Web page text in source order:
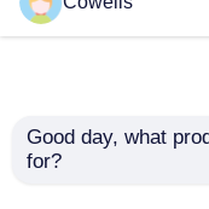
solo cilindro
Good day, what
for?